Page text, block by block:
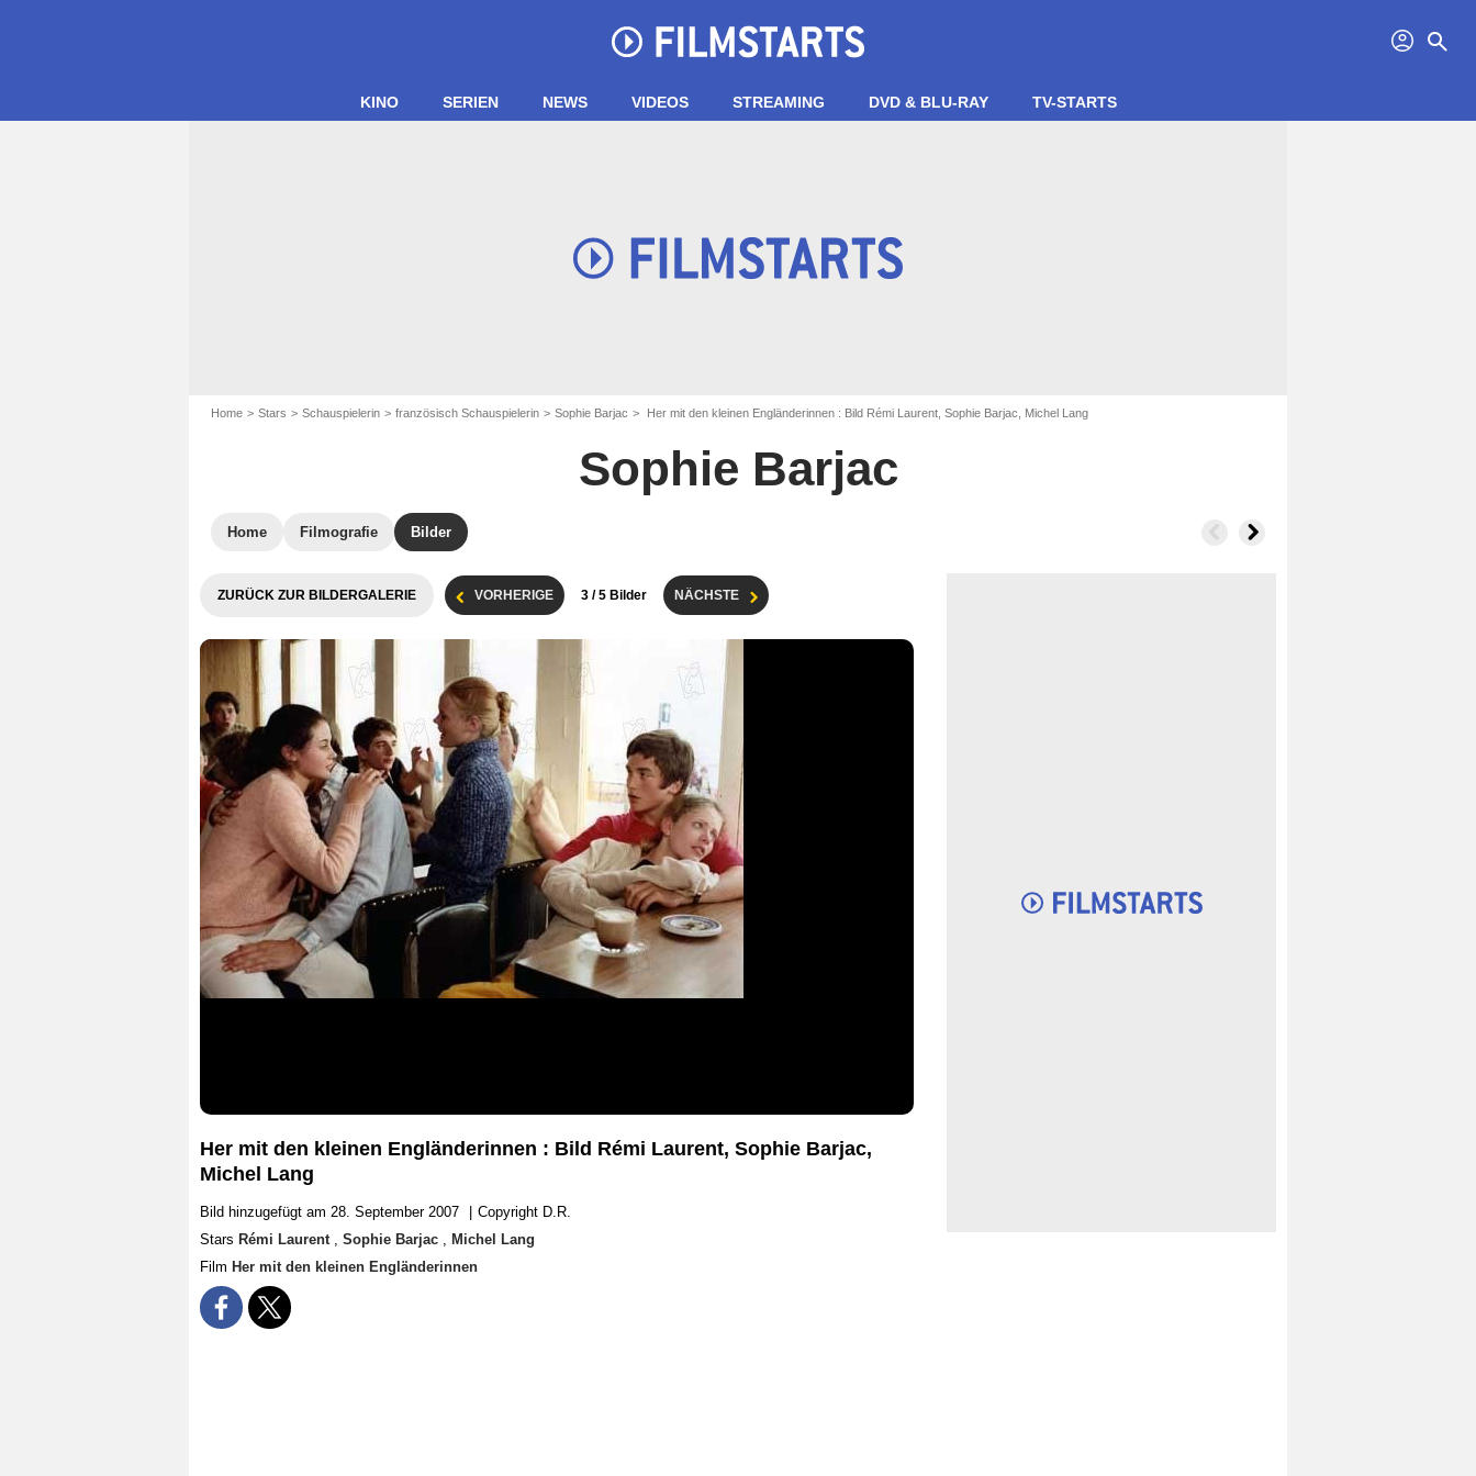
profil search
KINO SERIEN NEWS VIDEOS STREAMING DVD & BLU-RAY TV-STARTS
Home Stars Schauspielerin französisch Schauspielerin Sophie Barjac Her mit den kleinen Engländerinnen : Bild Rémi Laurent, Sophie Barjac, Michel Lang
Sophie Barjac
Home Filmografie Bilder
ZURÜCK ZUR BILDERGALERIE VORHERIGE 3 / 5 Bilder NÄCHSTE
Her mit den kleinen Engländerinnen : Bild Rémi Laurent, Sophie Barjac,
Michel Lang
Bild hinzugefügt am 28. September 2007
Copyright D.R.
Stars Rémi Laurent , Sophie Barjac , Michel Lang
Film Her mit den kleinen Engländerinnen